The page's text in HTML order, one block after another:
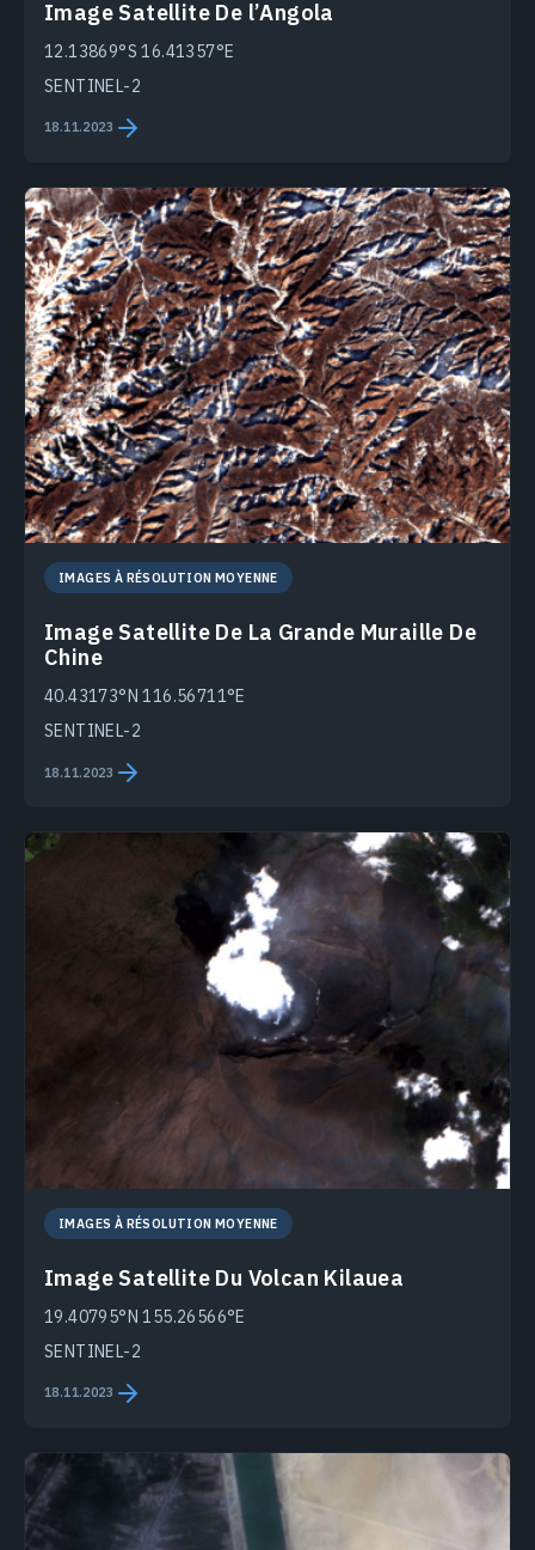
Image Satellite De l’Angola
12.13869°S 16.41357°E
SENTINEL-2
18.11.2023
IMAGES À RÉSOLUTION MOYENNE
Image Satellite De La Grande Muraille De
Chine
40.43173°N 116.56711°E
SENTINEL-2
18.11.2023
IMAGES À RÉSOLUTION MOYENNE
Image Satellite Du Volcan Kilauea
19.40795°N 155.26566°E
SENTINEL-2
18.11.2023